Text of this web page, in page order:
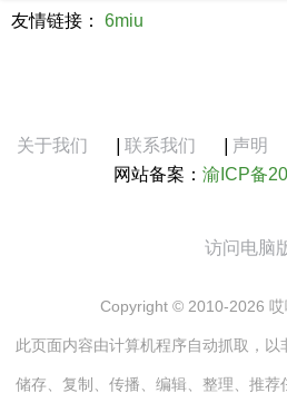
友情链接： 6miu
关于我们 联系我们 声明
网站备案： 渝ICP备
访问电脑
Copyright © 2010-2026 哎
此页面内容由计算机程序自动抓取，
储存、复制、传播、编辑、整理、推荐